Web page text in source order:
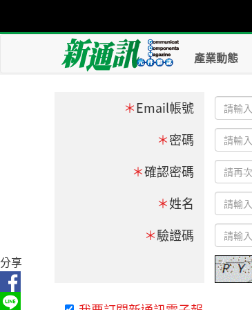
產業動態
＊Email帳號
＊密碼
＊確認密碼
＊姓名
＊驗證碼
分享